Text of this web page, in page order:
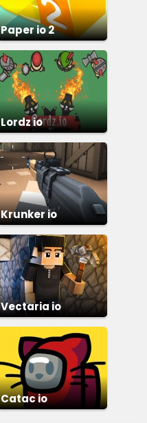
Paper io 2
Lordz io
Krunker io
Vectaria io
Catac io